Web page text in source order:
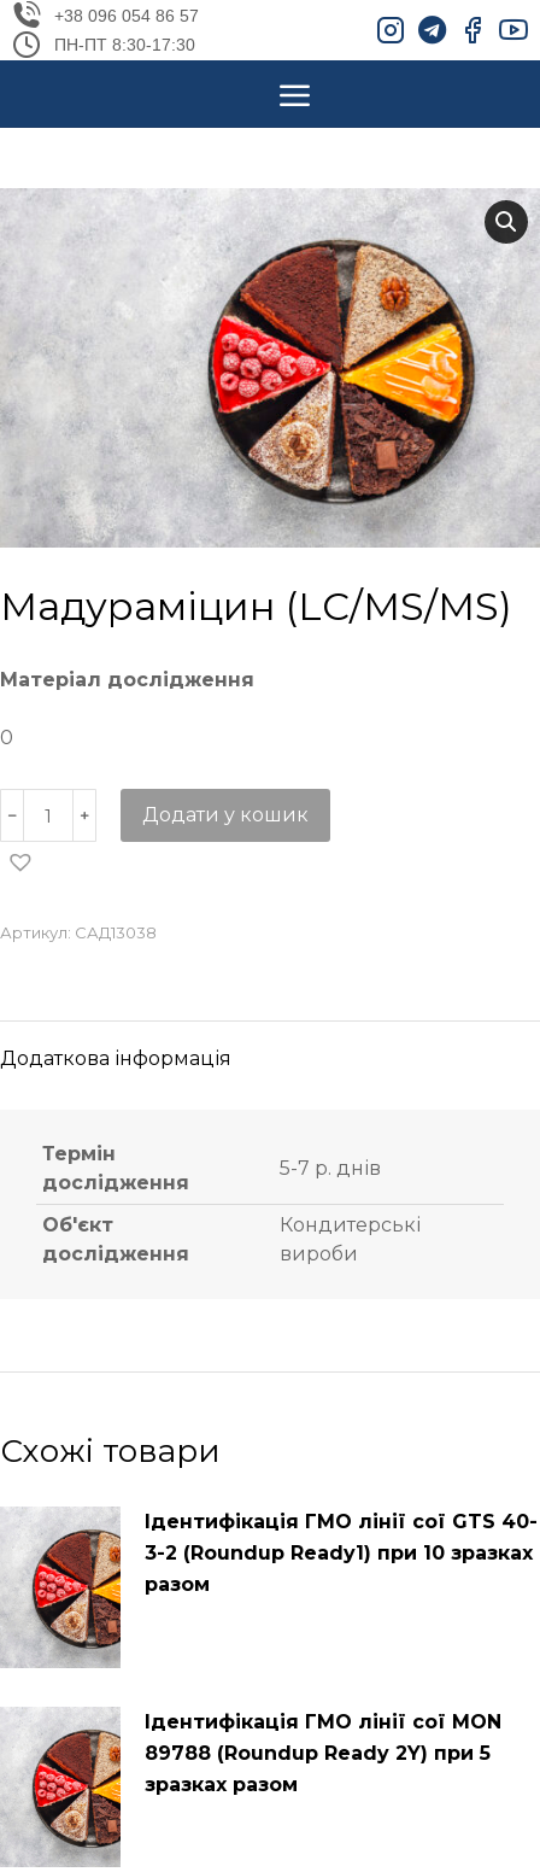
+38 096 054 86 57
ПН-ПТ 8:30-17:30
Мадураміцин (LC/MS/MS)
Матеріал дослідження
0
Додати у кошик
Артикул: САД13038
Додаткова інформація
Термін
дослідження
5-7 р. днів
Об'єкт
дослідження
Кондитерські
вироби
Схожі товари
Ідентифікація ГМО лінії сої GTS 40-
3-2 (Roundup Ready1) при 10 зразках
разом
Ідентифікація ГМО лінії сої MON
89788 (Roundup Ready 2Y) при 5
зразках разом